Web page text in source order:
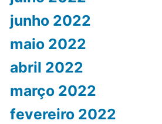
junho 2022
maio 2022
abril 2022
março 2022
fevereiro 2022